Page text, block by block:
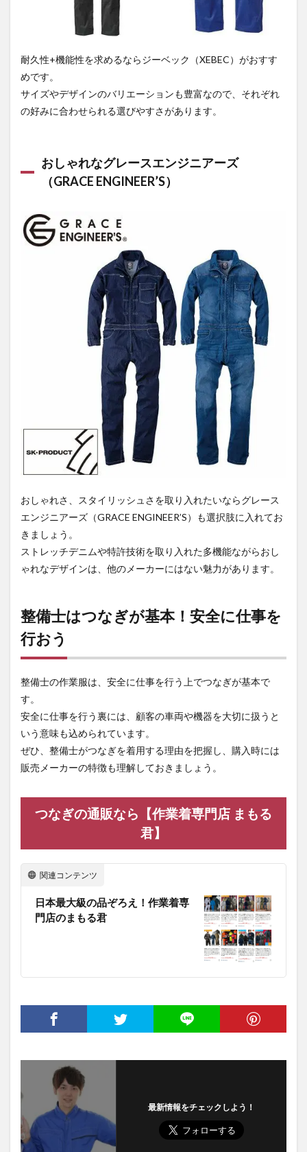
耐久性+機能性を求めるならジーベック（XEBEC）がおすす
めです。
サイズやデザインのバリエーションも豊富なので、それぞれ
の好みに合わせられる選びやすさがあります。
おしゃれなグレースエンジニアーズ
（GRACE ENGINEER’S）
おしゃれさ、スタイリッシュさを取り入れたいならグレース
エンジニアーズ（GRACE ENGINEER’S）も選択肢に入れてお
きましょう。
ストレッチデニムや特許技術を取り入れた多機能ながらおし
ゃれなデザインは、他のメーカーにはない魅力があります。
整備士はつなぎが基本！安全に仕事を
行おう
整備士の作業服は、安全に仕事を行う上でつなぎが基本で
す。
安全に仕事を行う裏には、顧客の車両や機器を大切に扱うと
いう意味も込められています。
ぜひ、整備士がつなぎを着用する理由を把握し、購入時には
販売メーカーの特徴も理解しておきましょう。
つなぎの通販なら【作業着専門店 まもる
君】
関連コンテンツ
日本最大級の品ぞろえ！作業着専
門店のまもる君
最新情報をチェックしよう！